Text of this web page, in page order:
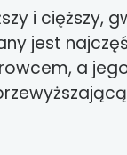
i cięższy,
jest
a